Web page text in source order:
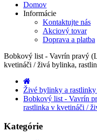
Domov
Informácie
Kontaktujte nás
Akciový tovar
Doprava a platba
Bobkový list - Vavrín pravý
kvetináči / živá bylinka,
Živé bylinky a
Bobkový list - Vavrín
rastlinka v kvetináči /
Kategórie